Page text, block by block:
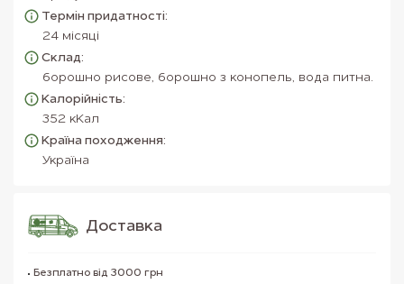
Термін придатності:
24 місяці
Склад:
борошно рисове, борошно з конопель, вода питна.
Калорійність:
352 кКал
Країна походження:
Україна
Доставка
Безплатно від 3000 грн